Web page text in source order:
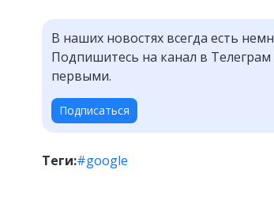
В наших новостях всегда есть
Подпишитесь на канал в
первыми.
Подписаться
Теги:#google